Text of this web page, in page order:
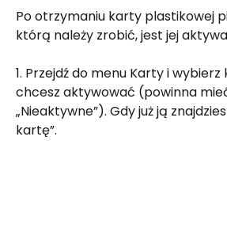
Po otrzymaniu karty plastikowej
którą należy zrobić, jest jej
1. Przejdź do menu Karty i
chcesz aktywować (powinna
„Nieaktywne”). Gdy już ją
kartę”.